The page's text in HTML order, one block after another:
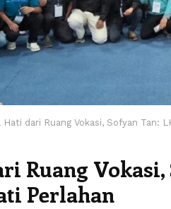
Hati dari Ruang Vokasi, Sofyan Tan:
Ruang Vokasi,
Perlahan